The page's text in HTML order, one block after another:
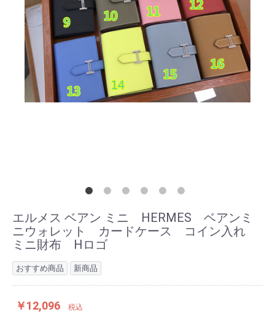
エルメス ベアン ミニ HERMES ベアンミ
ニウォレット カードケース コイン入れ
ミニ財布 Hロゴ
おすすめ商品 新商品
￥12,096 税込